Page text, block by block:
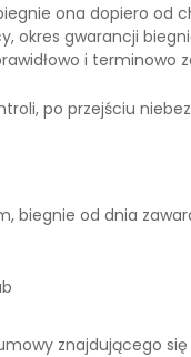
ona dopiero od
okres gwarancji
i terminowo
po przejściu
biegnie od dnia
znajdującego